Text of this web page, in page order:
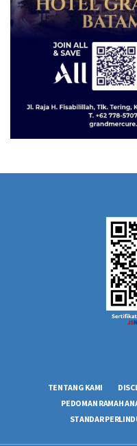
TENTANG KAMI
PEDOMAN RAMAH
STANDAR